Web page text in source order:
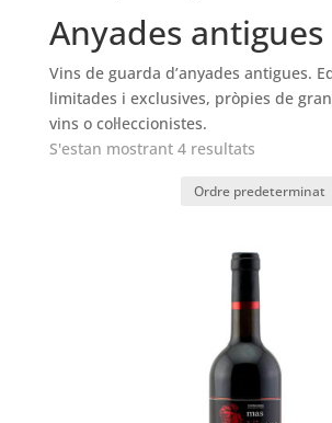
Anyades antigues
Vins de guarda d’anyades antigues.
limitades i exclusives, pròpies de
vins o col·leccionistes.
S'estan mostrant 4 resultats